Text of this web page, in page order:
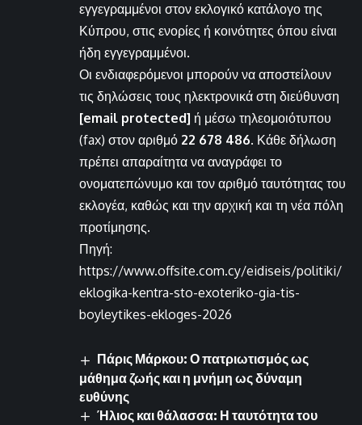
εγγεγραμμένοι στον εκλογικό κατάλογο της
Κύπρου, στις ενορίες ή κοινότητες όπου είναι
ήδη εγγεγραμμένοι.
Οι ενδιαφερόμενοι μπορούν να αποστείλουν
τις δηλώσεις τους ηλεκτρονικά στη διεύθυνση
[email protected] ή μέσω τηλεομοιότυπου
(fax) στον αριθμό 22 678 486. Κάθε δήλωση
πρέπει απαραίτητα να αναγράφει το
ονοματεπώνυμο και τον αριθμό ταυτότητας του
εκλογέα, καθώς και την αρχική και τη νέα πόλη
προτίμησης.
Πηγή:
https://www.offsite.com.cy/eidiseis/politiki/
eklogika-kentra-sto-exoteriko-gia-tis-
boyleytikes-ekloges-2026
Πάρις Μάρκου: Ο πατριωτισμός ως
μάθημα ζωής και η μνήμη ως δύναμη
ευθύνης
Ήλιος και θάλασσα: Η ταυτότητα του